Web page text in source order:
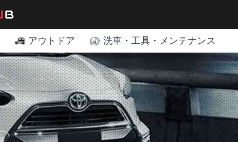
アウトドア 洗車・工具・メンテナンス